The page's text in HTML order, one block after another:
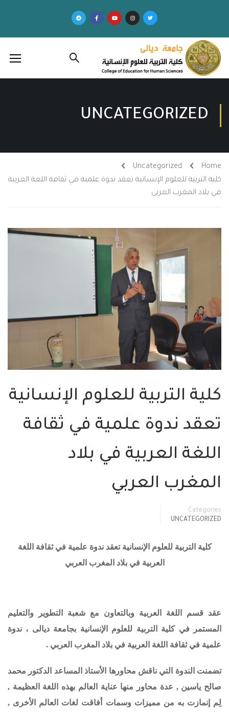
UNCATEGORIZED
Home
Uncategorized
كلية التربية للعلوم الإنسانية تعقد ندوة علمية في ثقافة اللغة العربية
في بلاد المغرب العربي
كلية التربية للعلوم الإنسانية
تعقد ندوة علمية في ثقافة
اللغة العربية في بلاد
المغرب العربي
Categories
UNCATEGORIZED
كلية التربية للعلوم الإنسانية تعقد ندوة علمية في ثقافة اللغة
العربية في بلاد المغرب العربي
عقد قسم اللغة العربية وبالتعاون مع شعبة التطوير والتعليم
المستمر في كلية التربية للعلوم الإنسانية بجامعة ديالى ، ندوة
علمية في ثقافة اللغة العربية في بلاد المغرب العربي .
تضمنت الندوة التي ناقش محاورها الأستاذ المساعد الدكتور محمد
صالح ياسين , عدة محاور منها عناية العالم بهذه اللغة العظيمة ,
لِم إنمازت به من مميزات وسمات أفاقت لغات العالم الأخرى ,